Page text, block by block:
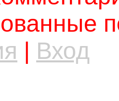
Вход